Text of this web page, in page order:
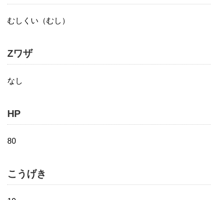
むしくい（むし）
Zワザ
なし
HP
80
こうげき